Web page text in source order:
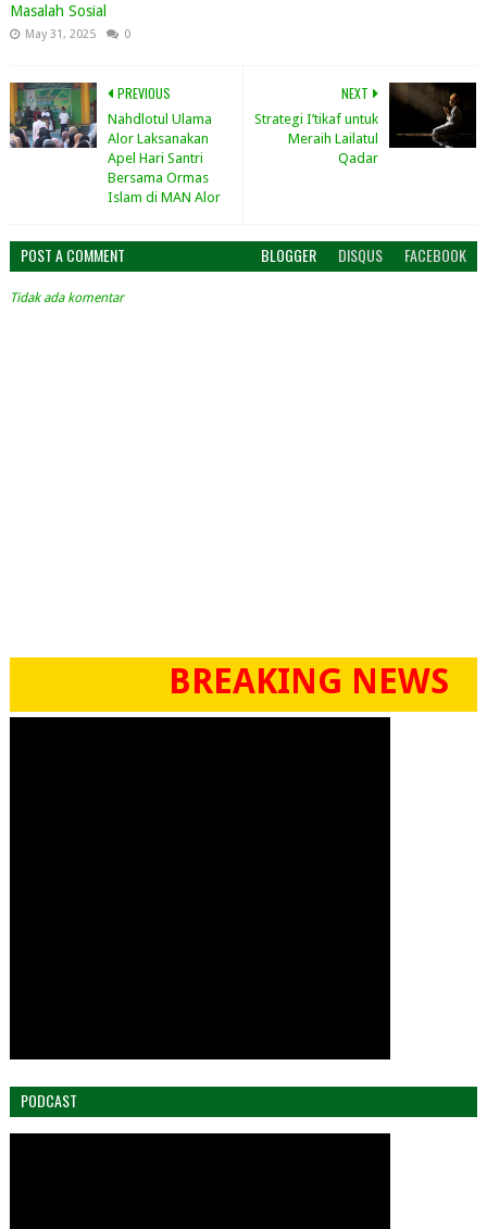
Masalah Sosial
May 31, 2025 0
NEXT
Strategi I’tikaf untuk
Meraih Lailatul
Qadar
PREVIOUS
Nahdlotul Ulama
Alor Laksanakan
Apel Hari Santri
Bersama Ormas
Islam di MAN Alor
POST A COMMENT BLOGGER DISQUS FACEBOOK
Tidak ada komentar
BREAKING NEWS
PODCAST